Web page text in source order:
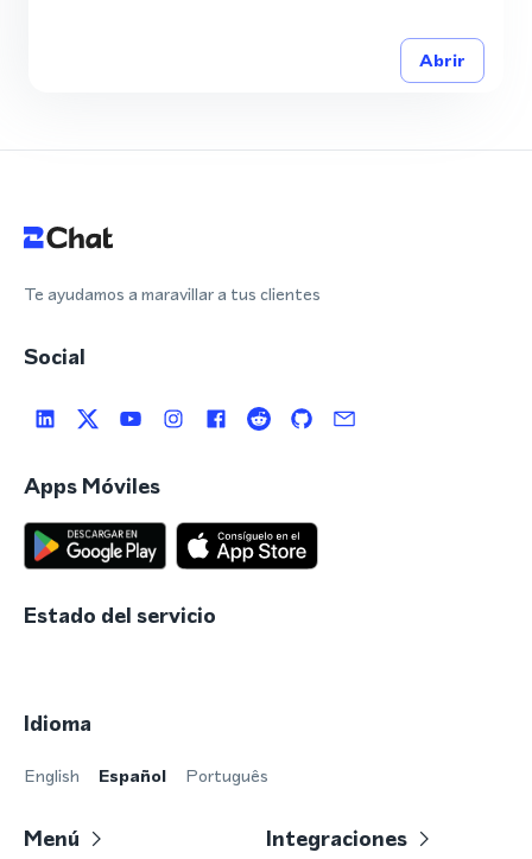
Abrir
Te ayudamos a maravillar a tus clientes
Social
Apps Móviles
Estado del servicio
Idioma
English Español Português
Menú Integraciones